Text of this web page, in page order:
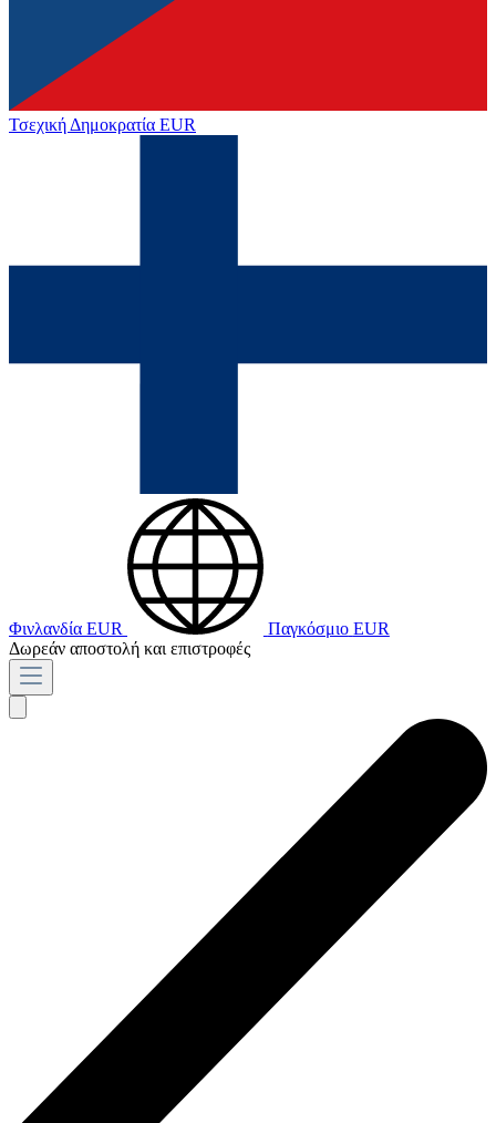
Τσεχική Δημοκρατία EUR
Φινλανδία EUR Παγκόσμιο EUR
Δωρεάν αποστολή και επιστροφές